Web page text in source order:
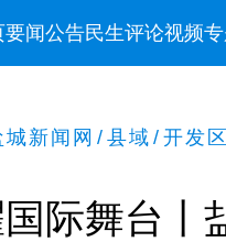
要闻公告民生评论视频
城新闻网 / 县域 / 开发
际舞台